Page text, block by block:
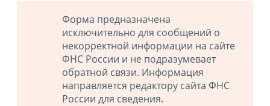
Форма предназначена
исключительно для сообщений о
некорректной информации на сайте
ФНС России и не подразумевает
обратной связи. Информация
направляется редактору сайта ФНС
России для сведения.